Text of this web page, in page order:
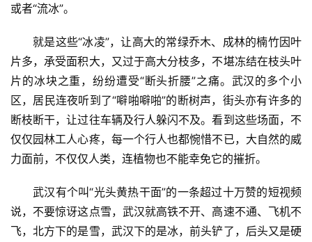
专
题
更
或者“流冰”。
就是这些“冰凌”，让高大的常绿乔木、成林的楠竹因叶
片多，承受面积大，又过于高大分枝多，不堪冻结在枝头叶
片的冰块之重，纷纷遭受“断头折腰”之痛。武汉的多个小
区，居民连夜听到了“噼啪噼啪”的断树声，街头亦有许多的
断枝断干，让过往车辆及行人躲闪不及。看到这些场面，不
仅仅园林工人心疼，每一个行人也都惋惜不已，大自然的威
力面前，不仅仅人类，连植物也不能幸免它的摧折。
武汉有个叫“光头黄热干面”的一条超过十万赞的短视频
说，不要惊讶这点雪，武汉就高铁不开、高速不通、飞机不
飞，北方下的是雪，武汉下的是冰，前头铲了，后头又是硬